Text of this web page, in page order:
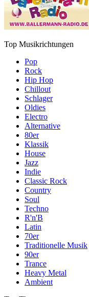
Top Musikrichtungen
Pop
Rock
Hip Hop
Chillout
Schlager
Oldies
Electro
Alternative
80er
Klassik
House
Jazz
Indie
Classic Rock
Country
Soul
Techno
R'n'B
Latin
70er
Traditionelle Musik
90er
Trance
Heavy Metal
Ambient